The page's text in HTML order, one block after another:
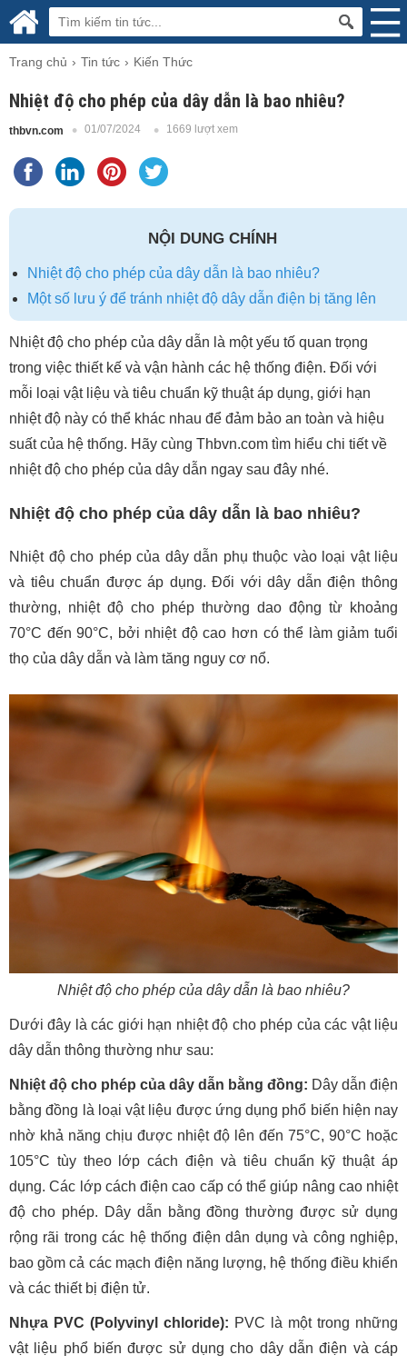
Trang chủ Tin tức Kiến Thức
Nhiệt độ cho phép của dây dẫn là bao nhiêu?
thbvn.com 01/07/2024 1669 lượt xem
NỘI DUNG CHÍNH
Nhiệt độ cho phép của dây dẫn là bao nhiêu?
Một số lưu ý để tránh nhiệt độ dây dẫn điện bị tăng lên
Nhiệt độ cho phép của dây dẫn là một yếu tố quan trọng
trong việc thiết kế và vận hành các hệ thống điện. Đối với
mỗi loại vật liệu và tiêu chuẩn kỹ thuật áp dụng, giới hạn
nhiệt độ này có thể khác nhau để đảm bảo an toàn và hiệu
suất của hệ thống. Hãy cùng Thbvn.com tìm hiểu chi tiết về
nhiệt độ cho phép của dây dẫn ngay sau đây nhé.
Nhiệt độ cho phép của dây dẫn là bao nhiêu?
Nhiệt độ cho phép của dây dẫn phụ thuộc vào loại vật liệu
và tiêu chuẩn được áp dụng. Đối với dây dẫn điện thông
thường, nhiệt độ cho phép thường dao động từ khoảng
70°C đến 90°C, bởi nhiệt độ cao hơn có thể làm giảm tuổi
thọ của dây dẫn và làm tăng nguy cơ nổ.
Nhiệt độ cho phép của dây dẫn là bao nhiêu?
Dưới đây là các giới hạn nhiệt độ cho phép của các vật liệu
dây dẫn thông thường như sau:
Nhiệt độ cho phép của dây dẫn bằng đồng: Dây dẫn điện
bằng đồng là loại vật liệu được ứng dụng phổ biến hiện nay
nhờ khả năng chịu được nhiệt độ lên đến 75°C, 90°C hoặc
105°C tùy theo lớp cách điện và tiêu chuẩn kỹ thuật áp
dụng. Các lớp cách điện cao cấp có thể giúp nâng cao nhiệt
độ cho phép. Dây dẫn bằng đồng thường được sử dụng
rộng rãi trong các hệ thống điện dân dụng và công nghiệp,
bao gồm cả các mạch điện năng lượng, hệ thống điều khiển
và các thiết bị điện tử.
Nhựa PVC (Polyvinyl chloride): PVC là một trong những
vật liệu phổ biến được sử dụng cho dây dẫn điện và cáp